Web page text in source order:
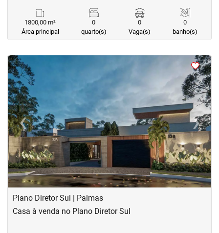
1800,00 m²
Área principal
0
quarto(s)
0
Vaga(s)
0
banho(s)
<<<<
‹Previous ›Next
Plano Diretor Sul | Palmas
Casa à venda no Plano Diretor Sul